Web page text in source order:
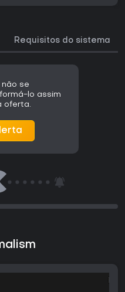
Requisitos do sistema
se
lo assim
oferta.